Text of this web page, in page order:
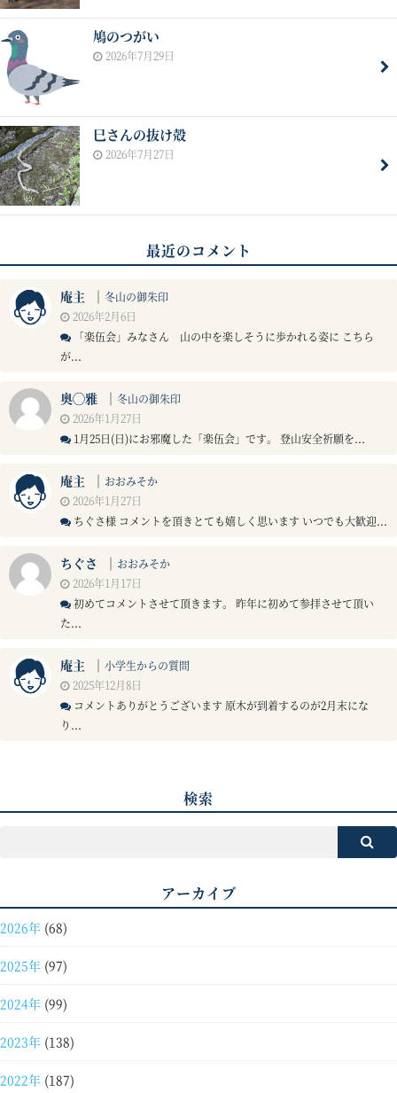
鳩のつがい
2026年7月29日
巳さんの抜け殻
2026年7月27日
最近のコメント
庵主 ｜ 冬山の御朱印
2026年2月6日
「楽伍会」みなさん 山の中を楽しそうに歩かれる姿に こちら
が...
奥◯雅 ｜ 冬山の御朱印
2026年1月27日
1月25日(日)にお邪魔した「楽伍会」です。 登山安全祈願を...
庵主 ｜ おおみそか
2026年1月27日
ちぐさ様 コメントを頂きとても嬉しく思います いつでも大歓迎...
ちぐさ ｜ おおみそか
2026年1月17日
初めてコメントさせて頂きます。 昨年に初めて参拝させて頂い
た...
庵主 ｜ 小学生からの質問
2025年12月8日
コメントありがとうございます 原木が到着するのが2月末にな
り...
検索
アーカイブ
2026年 (68)
2025年 (97)
2024年 (99)
2023年 (138)
2022年 (187)